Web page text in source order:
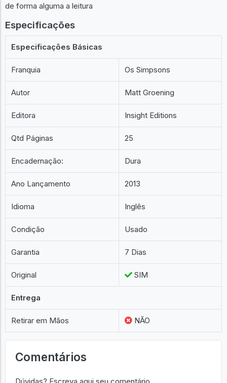
de forma alguma a leitura
Especificações
Especificações Básicas
Franquia Os Simpsons
Autor Matt Groening
Editora Insight Editions
Qtd Páginas 25
Encadernação: Dura
Ano Lançamento 2013
Idioma Inglês
Condição Usado
Garantia 7 Dias
Original SIM
Entrega
Retirar em Mãos NÃO
Comentários